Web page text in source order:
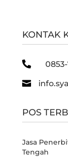
KONTAK


POS
Jasa
Tengah